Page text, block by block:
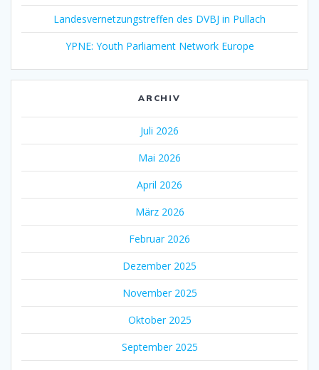
Landesvernetzungstreffen des DVBJ in Pullach
YPNE: Youth Parliament Network Europe
ARCHIV
Juli 2026
Mai 2026
April 2026
März 2026
Februar 2026
Dezember 2025
November 2025
Oktober 2025
September 2025